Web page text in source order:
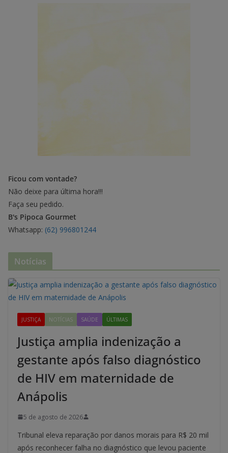
Ficou com vontade?
Não deixe para última hora!!!
Faça seu pedido.
B's Pipoca Gourmet
Whatsapp: (62) 996801244
Notícias
JUSTIÇA NOTÍCIAS SAÚDE ÚLTIMAS
Justiça amplia indenização a
gestante após falso diagnóstico
de HIV em maternidade de
Anápolis
5 de agosto de 2026
Tribunal eleva reparação por danos morais para R$ 20 mil
após reconhecer falha no diagnóstico que levou paciente